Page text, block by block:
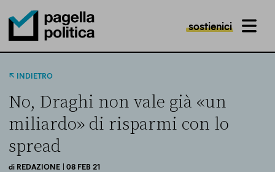
Pagella Politica Logo
sostienici MENU
INDIETRO
No, Draghi non vale già «un
miliardo» di risparmi con lo
spread
di REDAZIONE | 08 FEB 21